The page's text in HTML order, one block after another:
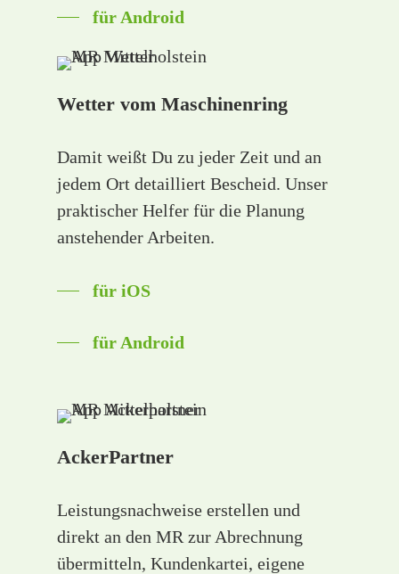
für Android
Wetter vom Maschinenring
Damit weißt Du zu jeder Zeit und an
jedem Ort detailliert Bescheid. Unser
praktischer Helfer für die Planung
anstehender Arbeiten.
für iOS
für Android
AckerPartner
Leistungsnachweise erstellen und
direkt an den MR zur Abrechnung
übermitteln, Kundenkartei, eigene